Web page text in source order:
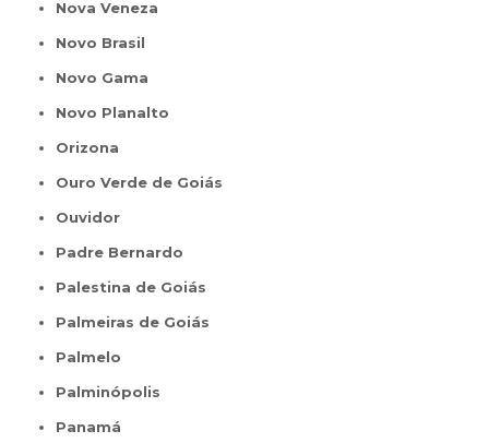
Nova Veneza
Novo Brasil
Novo Gama
Novo Planalto
Orizona
Ouro Verde de Goiás
Ouvidor
Padre Bernardo
Palestina de Goiás
Palmeiras de Goiás
Palmelo
Palminópolis
Panamá